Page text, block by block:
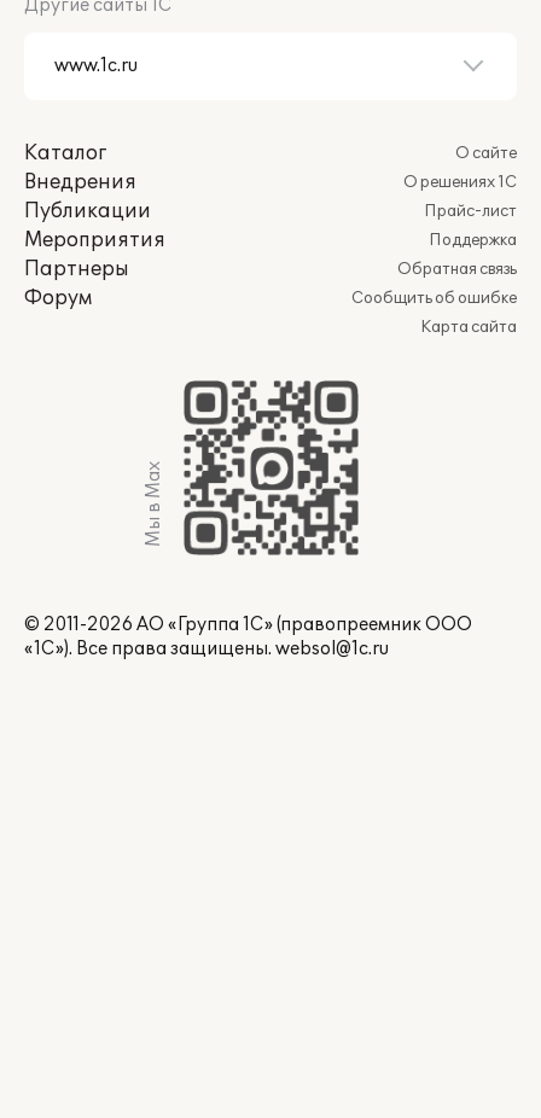
Другие сайты 1С
Каталог
Внедрения
Публикации
Мероприятия
Партнеры
Форум
О сайте
О решениях 1С
Прайс-лист
Поддержка
Обратная связь
Сообщить об ошибке
Карта сайта
Мы в Max
© 2011-2026 АО «Группа 1С» (правопреемник ООО
«1С»). Все права защищены. websol@1c.ru